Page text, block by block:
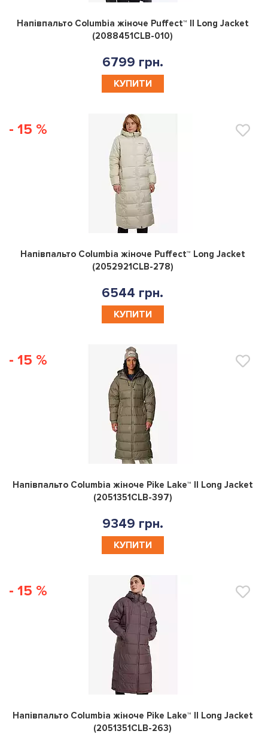
0
Напівпальто Columbia жіноче Puffect™ II Long Jacket
(2088451CLB-010)
6799 грн.
КУПИТИ
- 15 %
0
Напівпальто Columbia жіноче Puffect™ Long Jacket
(2052921CLB-278)
6544 грн.
КУПИТИ
- 15 %
0
Напівпальто Columbia жіноче Pike Lake™ II Long Jacket
(2051351CLB-397)
9349 грн.
КУПИТИ
- 15 %
0
Напівпальто Columbia жіноче Pike Lake™ II Long Jacket
(2051351CLB-263)